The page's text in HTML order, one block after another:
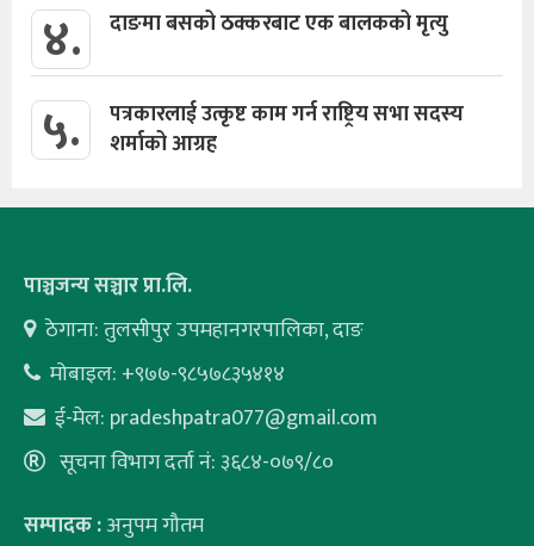
४. दाङमा बसको ठक्करबाट एक बालकको मृत्यु
५.
पत्रकारलाई उत्कृष्ट काम गर्न राष्ट्रिय सभा सदस्य
शर्माको आग्रह
पाञ्चजन्य सञ्चार प्रा.लि.
ठेगाना: तुलसीपुर उपमहानगरपालिका, दाङ
मोबाइल: +९७७-९८५७८३५४१४
ई-मेल: pradeshpatra077@gmail.com
सूचना विभाग दर्ता नं: ३६८४-०७९/८०
सम्पादक :अनुपम गौतम